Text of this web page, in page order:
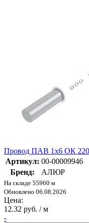
Провод ПАВ 1х6 ОК
Артикул: 00-00009946
Бренд:
АЛЮР
На складе 55960 м
Обновлено 06.08.2026
Цена:
12.32 руб. / м
-